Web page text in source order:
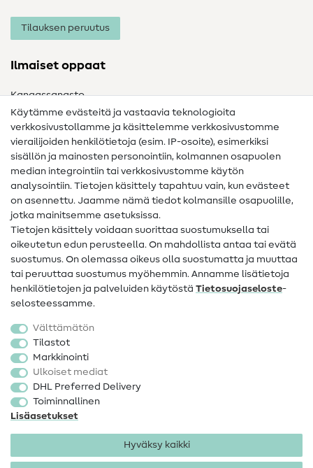
Tilauksen peruutus
Ilmaiset oppaat
Kangassanasto
Ompelusanasto
Ompeluohjeet
Apua ja yhteystiedot
Yhteystiedot
Tietoa omistajanvaihdoksesta
Peruutusoikeus
Suosittu
Kankaat
Ompelutarvikkeet
Ale
Käytämme evästeitä ja vastaavia teknologioita
verkkosivustollamme ja käsittelemme verkkosivustomme
vierailijoiden henkilötietoja (esim. IP-osoite), esimerkiksi
sisällön ja mainosten personointiin, kolmannen osapuolen
median integrointiin tai verkkosivustomme käytön
analysointiin. Tietojen käsittely tapahtuu vain, kun evästeet
on asennettu. Jaamme nämä tiedot kolmansille osapuolille,
jotka mainitsemme asetuksissa.
Tietojen käsittely voidaan suorittaa suostumuksella tai
oikeutetun edun perusteella. On mahdollista antaa tai evätä
suostumus. On olemassa oikeus olla suostumatta ja muuttaa
tai peruuttaa suostumus myöhemmin. Annamme lisätietoja
henkilötietojen ja palveluiden käytöstä Tietosuojaseloste-
selosteessamme.
Välttämätön
Tilastot
Markkinointi
Ulkoiset mediat
DHL Preferred Delivery
Toiminnallinen
Lisäasetukset
Hyväksy kaikki